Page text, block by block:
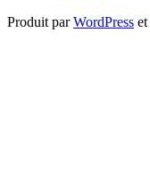
Produit parWordPress et